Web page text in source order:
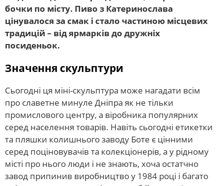
бочки по місту. Пиво з Катеринослава
цінувалося за смак і стало частиною місцевих
традицій – від ярмарків до дружніх
посиденьок.
Значення скульптури
Сьогодні ця міні-скульптура може нагадати всім
про славетне минуле Дніпра як не тільки
промислового центру, а віробника популярних
серед населення товарів. Навіть сьогодні етикетки
та пляшки колишнього заводу Боте є цінними
серед поціновувачів та колекціонерів, а у рідному
місті про нього люди і не знають, хоча остатчно
завод припинив виробництво у 1984 році і багато